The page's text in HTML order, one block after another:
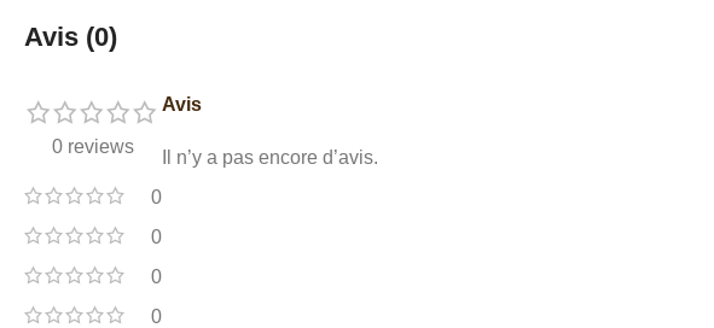
Avis (0)
0 reviews
0
0
0
0
Avis
Il n’y a pas encore d’avis.